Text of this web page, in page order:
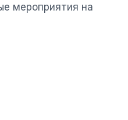
мероприятия на